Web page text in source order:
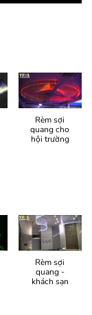
Rèm sợi
quang cho
hội trường
Rèm sợi
quang -
khách sạn